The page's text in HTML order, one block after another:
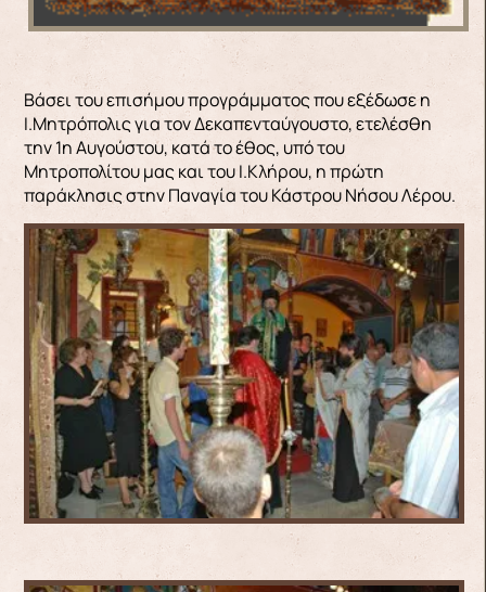
Βάσει του επισήμου προγράμματος που εξέδωσε η
Ι.Μητρόπολις για τον Δεκαπενταύγουστο, ετελέσθη
την 1η Αυγούστου, κατά το έθος, υπό του
Μητροπολίτου μας και του Ι.Κλήρου, η πρώτη
παράκλησις στην Παναγία του Κάστρου Νήσου Λέρου.